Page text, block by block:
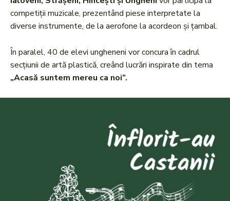
competiții muzicale, prezentând piese interpretate la
diverse instrumente, de la aerofone la acordeon și țambal.
În paralel, 40 de elevi ungheneni vor concura în cadrul
secțiunii de artă plastică, creând lucrări inspirate din tema
„Acasă suntem mereu ca noi”.